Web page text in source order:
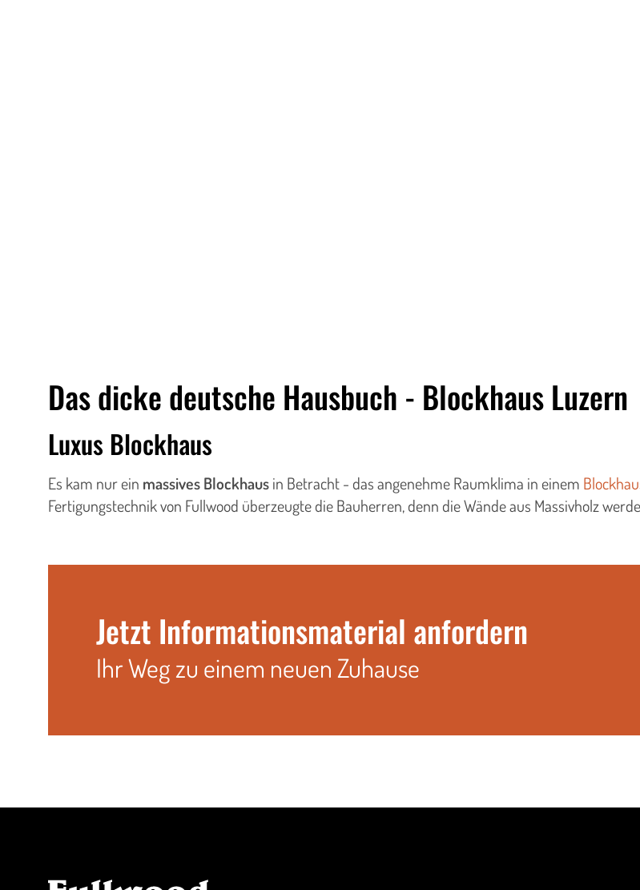
Das dicke deutsche Hausbuch - Blockhaus Luzern
Luxus Blockhaus
Es kam nur ein massives Blockhausin Betracht - das angenehme Raumklima in einem
Fertigungstechnik von Fullwood überzeugte die Bauherren, denn die Wände aus Massivholz
Jetzt Informationsmaterial anfordern
Ihr Weg zu einem neuen Zuhause